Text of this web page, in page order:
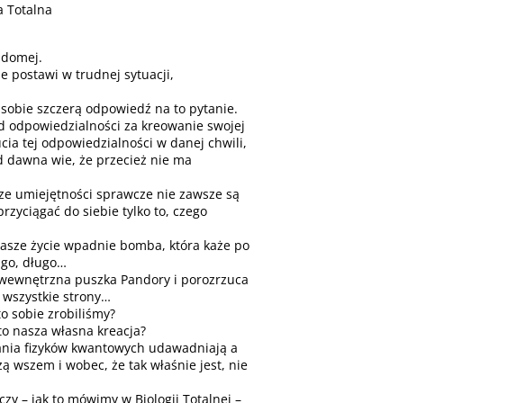
Totalna
postawi w trudnej sytuacji,
szczerą odpowiedź na to pytanie.
odpowiedzialności za kreowanie swojej
tej odpowiedzialności w danej chwili,
dawna wie, że przecież nie ma
umiejętności sprawcze nie zawsze są
do siebie tylko to, czego
życie wpadnie bomba, która każe po
długo…
puszka Pandory i porozrzuca
strony…
sobie zrobiliśmy?
nasza własna kreacja?
fizyków kwantowych udawadniają a
wszem i wobec, że tak właśnie jest, nie
– jak to mówimy w Biologii Totalnej –